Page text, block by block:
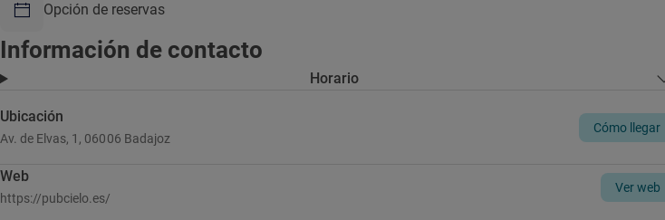
Opción de reservas
Información de contacto
Horario
Ubicación
Av. de Elvas, 1, 06006 Badajoz
Cómo llegar
Web
https://pubcielo.es/
Ver web